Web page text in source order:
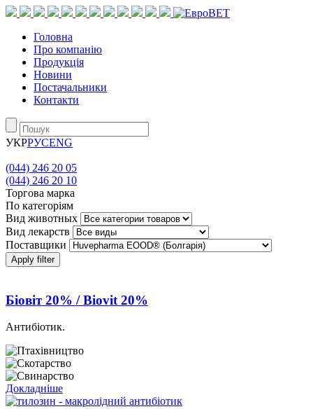
Головна
Про компанію
Продукція
Новини
Постачальники
Контакти
УКРРУСENG
(044) 246 20 05
(044) 246 20 10
Торгова марка
По категоріям
Вид животных
Вид лекарств
Поставщики
Apply filter
Біовіт 20% / Biovit 20%
Антибіотик.
Докладніше